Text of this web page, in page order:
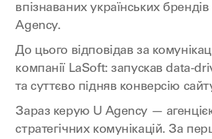
впізнаваних українських
Agency.
До цього відповідав за
компанії LaSoft: запускав data-
та суттєво підняв конверсію
Зараз керую U Agency —
стратегічних комунікацій. За